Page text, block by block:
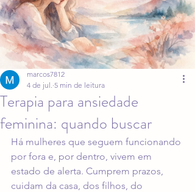
Terapia para ansiedade
feminina: quando buscar
marcos7812
4 de jul. 5 min de leitura
Há mulheres que seguem funcionando
por fora e, por dentro, vivem em
estado de alerta. Cumprem prazos,
cuidam da casa, dos filhos, do